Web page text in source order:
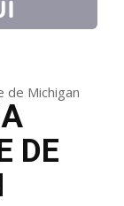
de Michigan
DE